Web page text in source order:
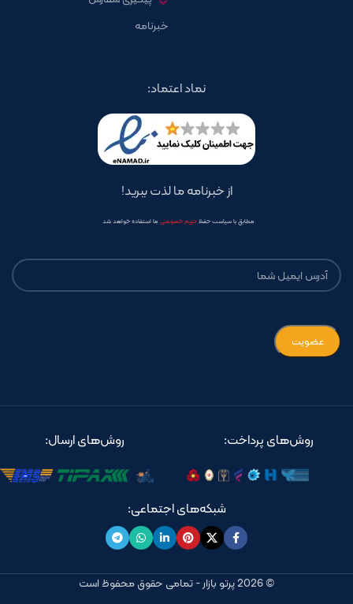
خبرنامه
نماد اعتماد:
از خبرنامه ما لذت ببرید!
مطابق با سیاست حفظحریم خصوصی ما استفاده خواهد شد
روش‌های پرداخت: روش‌های ارسال:
شبکه‌های اجتماعی:
© 2026 پرتو بازار - تمامی حقوق محفوظ است